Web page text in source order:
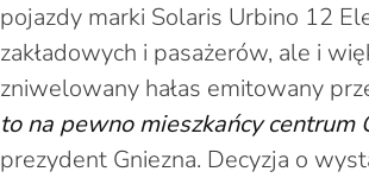
pojazdy marki Solaris Urbino 12
zakładowych i pasażerów, ale i
zniwelowany hałas emitowany
to na pewno mieszkańcy centrum
prezydent Gniezna. Decyzja o